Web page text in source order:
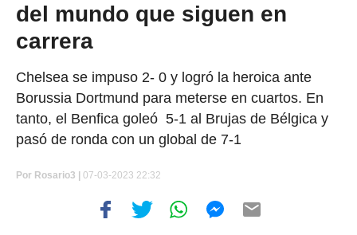
del mundo que siguen en
carrera
Chelsea se impuso 2- 0 y logró la heroica ante
Borussia Dortmund para meterse en cuartos. En
tanto, el Benfica goleó 5-1 al Brujas de Bélgica y
pasó de ronda con un global de 7-1
Por Rosario3 | 07-03-2023 22:32